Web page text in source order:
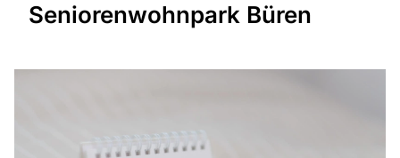
Seniorenwohnpark Büren